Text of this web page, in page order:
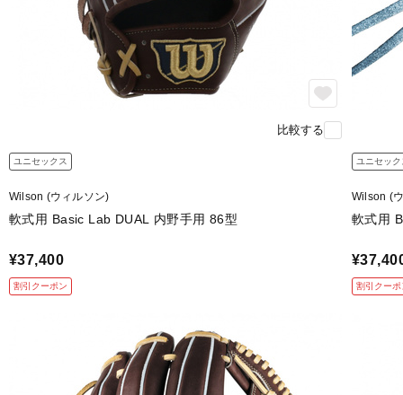
比較する
ユニセックス
Wilson (ウィルソン)
軟式用 Basic Lab DUAL 内野手用 86型
¥37,400
割引クーポン
ユニセック
Wilson (
軟式用
割引クーポ